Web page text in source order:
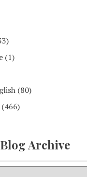
(1)
(80)
(466)
Blog Archive